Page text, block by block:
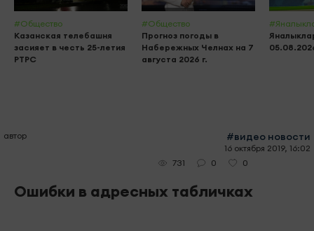
#Общество
Казанская телебашня
засияет в честь 25-летия
РТРС
#Общество
Прогноз погоды в
Набережных Челнах на 7
августа 2026 г.
автор #видео новости
16 октября 2019, 16:02
731
0 0
Ошибки в адресных табличках